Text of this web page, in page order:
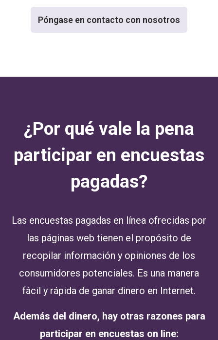
Póngase en contacto con nosotros
¿Por qué vale la pena
participar en encuestas
pagadas?
Las encuestas pagadas en línea ofrecidas por
las páginas web tienen el propósito de
recopilar información y opiniones de los
consumidores potenciales. Es una manera
fácil y rápida de ganar dinero en Internet.
Además del dinero, hay otras razones para
participar en encuestas on line: